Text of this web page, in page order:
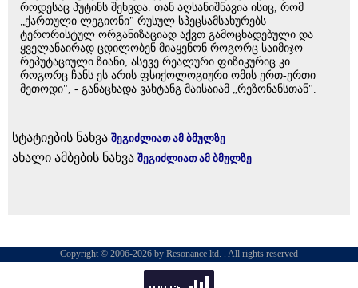
როდესაც პუტინს შეხვდა. თან აღსანიშნავია ისიც, რომ
„ქართული ლეგიონი" რუსულ სპეცსამსახურებს
ტერორისტულ ორგანიზაციად აქვთ გამოცხადებული და
ყველანაირად ცდილობენ მიაყენონ როგორც საიმიჯო
რეპუტაციული ზიანი, ასევე რეალური ფიზიკურიც კი.
როგორც ჩანს ეს არის ფსიქოლოგიური ომის ერთ-ერთი
მეთოდი", - განაცხადა ვახტანგ მაისაიამ „რეზონანსთან".
სტატიების ნახვა შეგიძლიათ ამ ბმულზე
ახალი ამბების ნახვა შეგიძლიათ ამ ბმულზე
Copyright © 2006-2026 by Resonance ltd. . All rights reserved